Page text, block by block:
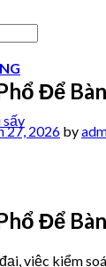
sấy
Để
27, 2026 by
Để
việc kiểm